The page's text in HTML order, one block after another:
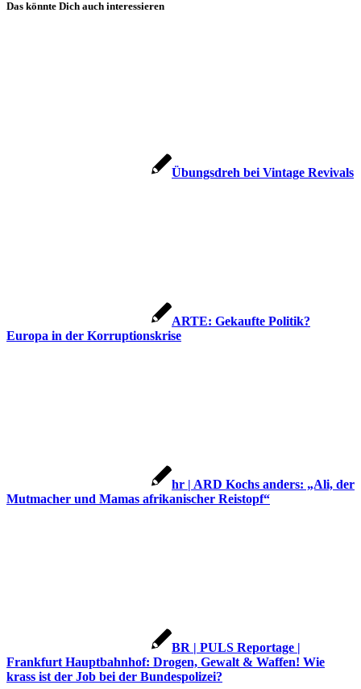
Das könnte Dich auch interessieren
Übungsdreh bei Vintage Revivals
ARTE: Gekaufte Politik?
Europa in der Korruptionskrise
hr | ARD Kochs anders: „Ali, der
Mutmacher und Mamas afrikanischer Reistopf“
BR | PULS Reportage |
Frankfurt Hauptbahnhof: Drogen, Gewalt & Waffen! Wie
krass ist der Job bei der Bundespolizei?